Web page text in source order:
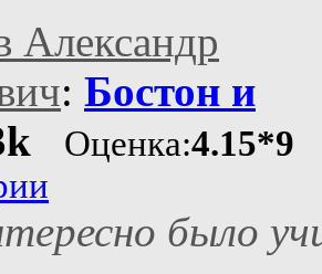
Александр
: Бостон и
Оценка:4.15*9
было